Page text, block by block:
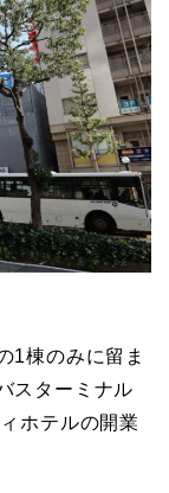
1棟のみに留ま
スターミナル
ホテルの開業